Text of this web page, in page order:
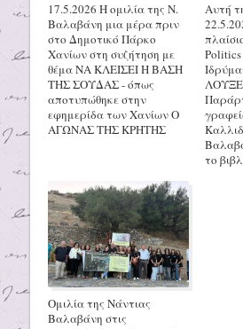
17.5.2026 Η ομιλία της Ν.
Βαλαβάνη μια μέρα πριν
στο Δημοτικό Πάρκο
Χανίων στη συζήτηση με
θέμα ΝΑ ΚΛΕΙΣΕΙ Η ΒΑΣΗ
ΤΗΣ ΣΟΥΔΑΣ - όπως
αποτυπώθηκε στην
εφημερίδα των Χανίων Ο
ΑΓΩΝΑΣ ΤΗΣ ΚΡΗΤΗΣ
Αυτή
το
Ομιλία της Νάντιας
Βαλαβάνη στις